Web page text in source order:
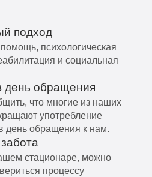
подход
психологическая
и социальная
день обращения
что многие из наших
употребление
день обращения к нам.
стационаре, можно
процессу